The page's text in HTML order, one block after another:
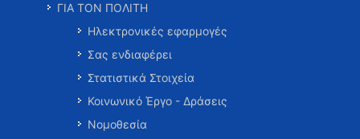
ΓΙΑ ΤΟΝ ΠΟΛΙΤΗ
Ηλεκτρονικές εφαρμογές
Σας ενδιαφέρει
Στατιστικά Στοιχεία
Κοινωνικό Έργο - Δράσεις
Νομοθεσία